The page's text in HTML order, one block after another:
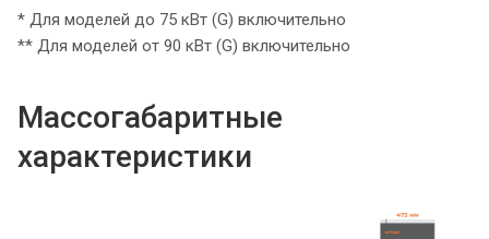
* Для моделей до 75 кВт (G) включительно
** Для моделей от 90 кВт (G) включительно
Массогабаритные
характеристики